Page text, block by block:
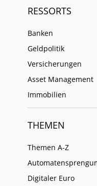
RESSORTS
Banken
Geldpolitik
Versicherungen
Asset Management
Immobilien
THEMEN
Themen A-Z
Digitaler Euro